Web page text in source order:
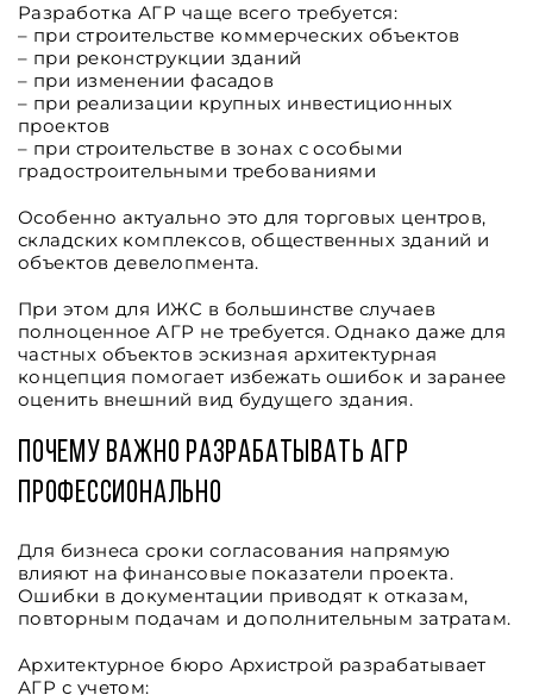
Разработка АГР чаще всего требуется:
– при строительстве коммерческих объектов
– при реконструкции зданий
– при изменении фасадов
– при реализации крупных инвестиционных
проектов
– при строительстве в зонах с особыми
градостроительными требованиями
Особенно актуально это для торговых центров,
складских комплексов, общественных зданий и
объектов девелопмента.
При этом для ИЖС в большинстве случаев
полноценное АГР не требуется. Однако даже для
частных объектов эскизная архитектурная
концепция помогает избежать ошибок и заранее
оценить внешний вид будущего здания.
Почему важно разрабатывать АГР
профессионально
Для бизнеса сроки согласования напрямую
влияют на финансовые показатели проекта.
Ошибки в документации приводят к отказам,
повторным подачам и дополнительным затратам.
Архитектурное бюро Архистрой разрабатывает
АГР с учетом: